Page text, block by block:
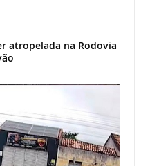
atropelada na Rodovia